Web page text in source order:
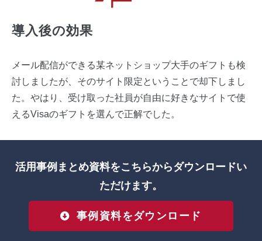
導入後の効果
メール配信ができる某ネットショップ大手のギフトも検
討しましたが、そのサイト限定ということで却下しまし
た。やはり、受け取った社員が自由に好きなサイトで使
えるVisaのギフトを選んで正解でした。
活用事例まとめ資料をこちらからダウンロードい
ただけます。
事例資料をダウンロード